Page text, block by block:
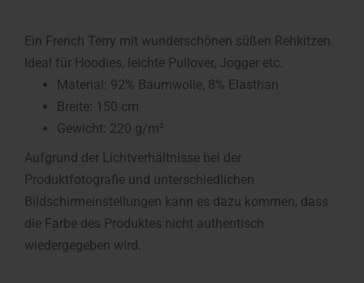
Ein French Terry mit wunderschönen süßen Rehkitzen.
Ideal für Hoodies, leichte Pullover, Jogger etc.
Material: 92% Baumwolle, 8% Elasthan
Breite: 150 cm
Gewicht: 220 g/m²
Aufgrund der Lichtverhältnisse bei der
Produktfotografie und unterschiedlichen
Bildschirmeinstellungen kann es dazu kommen, dass
die Farbe des Produktes nicht authentisch
wiedergegeben wird.